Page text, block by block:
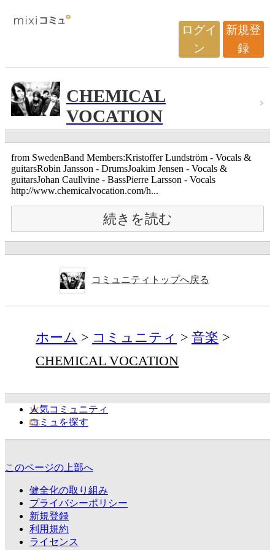
ログイ
ン
新規登
録
CHEMICAL
VOCATION
from SwedenBand Members:Kristoffer Lundström - Vocals &
guitarsRobin Jansson - DrumsJoakim Jensen - Vocals &
guitarsJohan Caullvine - BassPierre Larsson - Vocals
http://www.chemicalvocation.com/h...
続きを読む
コミュニティトップへ戻る
ホーム コミュニティ
音楽
CHEMICAL VOCATION
人気コミュニティ
コミュを探す
このページの上部へ
健全化の取り組み
プライバシーポリシー
新規登録
利用規約
ライセンス